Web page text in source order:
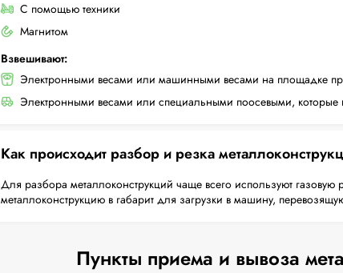
С помощью техники
Магнитом
Взвешивают:
Электронными весами или машинными весами на площадке
Электронными весами или специальными поосевыми,
Как происходит разбор и резка
Для разбора металлоконструкций чаще всего используют
металлоконструкцию в габарит для загрузки в машину,
Пункты приема и вывоза